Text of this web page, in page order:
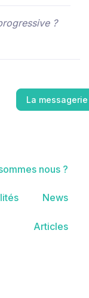
?
La
nous ?
News
Articles